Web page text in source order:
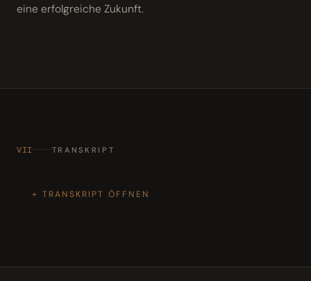
eine erfolgreiche Zukunft.
VII TRANSKRIPT
TRANSKRIPT ÖFFNEN